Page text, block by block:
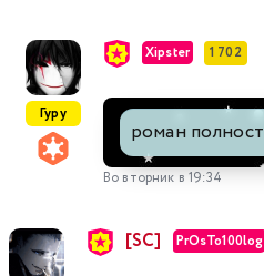
Гуру
Xipster 1 702
роман
Во вторник в 19:34
[SC] PrOsTo100log